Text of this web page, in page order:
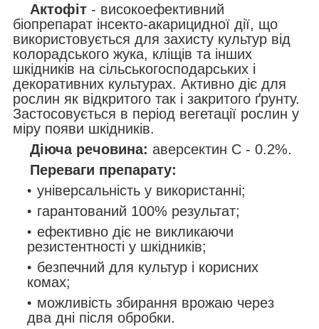
Актофіт - високоефективний
біопрепарат інсекто-акарицидної дії, що
використовується для захисту культур від
колорадського жука, кліщів та інших
шкідників на сільськогосподарських і
декоративних культурах. Активно діє для
рослин як відкритого так і закритого ґрунту.
Застосовується в період вегетації рослин у
міру появи шкідників.
Діюча речовина: аверсектин С - 0.2%.
Переваги препарату:
універсальність у використанні;
гарантований 100% результат;
ефективно діє не викликаючи
резистентності у шкідників;
безпечний для культур і корисних
комах;
можливість збирання врожаю через
два дні після обробки.